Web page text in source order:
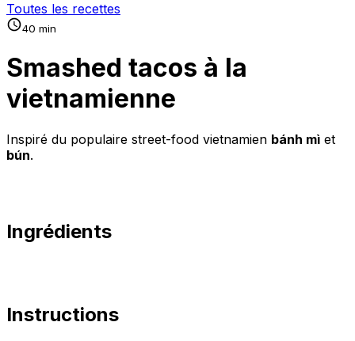
Toutes les recettes
40 min
Smashed tacos à la
vietnamienne
Inspiré du populaire street-food vietnamien bánh mì et
bún.
Ingrédients
Instructions